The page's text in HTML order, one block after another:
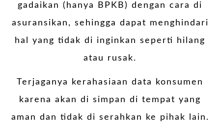
gadaikan (hanya BPKB) dengan cara di
asuransikan, sehingga dapat menghindari
hal yang tidak di inginkan seperti hilang
atau rusak.
Terjaganya kerahasiaan data konsumen
karena akan di simpan di tempat yang
aman dan tidak di serahkan ke pihak lain.